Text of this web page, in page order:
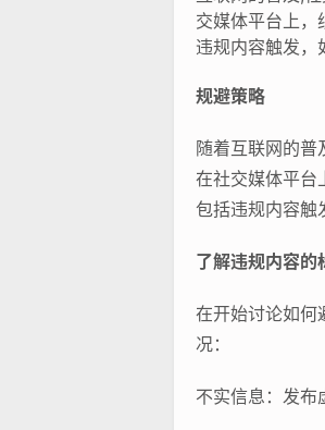
交媒体平台上，
违规内容触发
规避策略
随着互联网的普
在社交媒体平台
包括违规内容触
了解违规内容的
在开始讨论如何
况：
不实信息：发布